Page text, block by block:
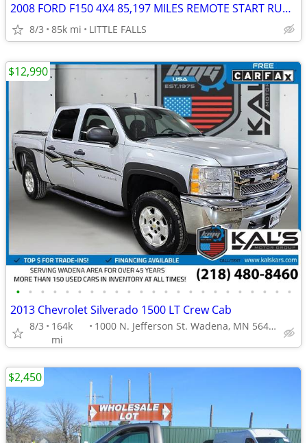
2008 FORD F150 4X4 85,197 MILES REMOTE START RUNS GREAT 81 YR OLD OWNE
8/3 85k mi LITTLE FALLS
• • • • • • • • • • • • • • • • • • • • • • •
2013 Chevrolet Silverado 1500 LT Crew Cab
8/3
164k
mi
1000 N. Jefferson St. Wadena, MN 56482
$12,990
$2,450